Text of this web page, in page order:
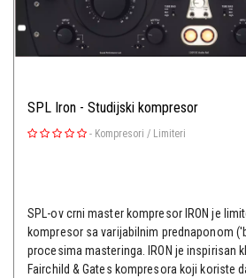
SPL Iron - Studijski kompresor
- Kompresori / Limiteri
SPL-ov crni master kompresor IRON je
kompresor sa varijabilnim prednaponom
procesima masteringa. IRON je inspirisan
Fairchild & Gates kompresora koji koriste